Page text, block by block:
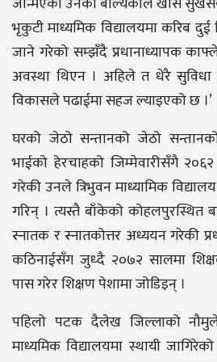
भृकुटी माध्यमिक विद्यालयमा करिब दुई
जाने गरेको सम्झँदै प्रधानाध्यापक
अवस्था थिएन । अहिले त धेरै सुविधा
विकासले पढाईमा सहज ल्याइएको छ ।’
घरको जेठो सन्तानको जेठो
भाईको हेरचाहको जिम्मेवारीसँगै
गरेकी उनले त्रिभुवन माध्यामिक
गरिन् । त्यस्तै बाँकेको कोहलपुरस्थित
स्नातक र स्नातकोत्तर अध्ययन गरेकी
कठिनाईसँग जुध्दै २०७२ सालमा
पास गरेर शिक्षण पेशामा जोडिइन् ।
पहिलो पटक दैलेख जिल्लाको
माध्यमिक विद्यालयमा स्थायी